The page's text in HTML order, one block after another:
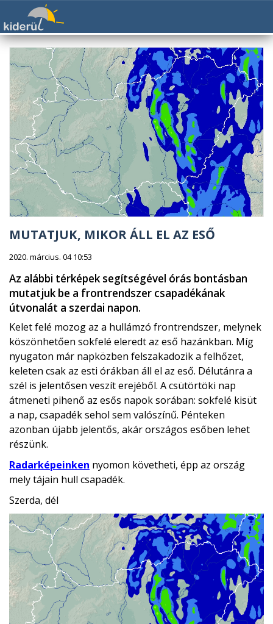
MUTATJUK, MIKOR ÁLL EL AZ ESŐ
2020. március. 04 10:53
Az alábbi térképek segítségével órás bontásban
mutatjuk be a frontrendszer csapadékának
útvonalát a szerdai napon.
Kelet felé mozog az a hullámzó frontrendszer, melynek
köszönhetően sokfelé eleredt az eső hazánkban. Míg
nyugaton már napközben felszakadozik a felhőzet,
keleten csak az esti órákban áll el az eső. Délutánra a
szél is jelentősen veszít erejéből. A csütörtöki nap
átmeneti pihenő az esős napok sorában: sokfelé kisüt
a nap, csapadék sehol sem valószínű. Pénteken
azonban újabb jelentős, akár országos esőben lehet
részünk.
Radarképeinken nyomon követheti, épp az ország
mely tájain hull csapadék.
Szerda, dél